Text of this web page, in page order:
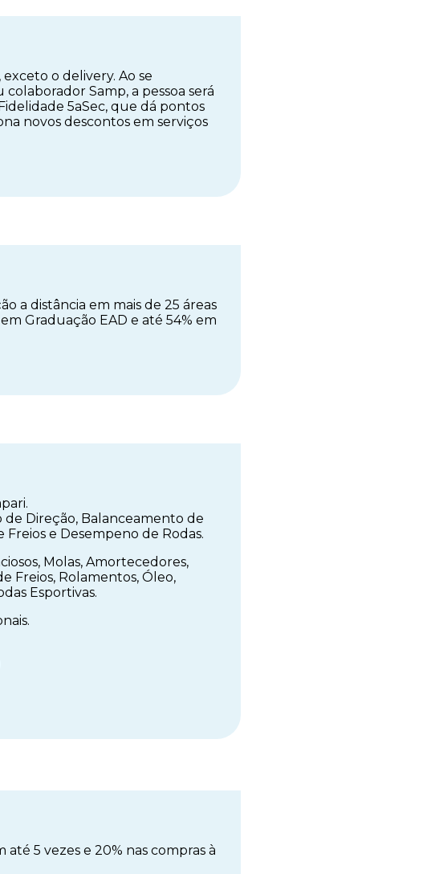
o delivery. Ao se
Samp, a pessoa será
5aSec, que dá pontos
novos descontos em serviços
a distância em mais de 25 áreas
Graduação EAD e até 54% em
de Direção, Balanceamento de
Freios e Desempeno de Rodas.
Molas, Amortecedores,
Freios, Rolamentos, Óleo,
Esportivas.
até 5 vezes e 20% nas compras à